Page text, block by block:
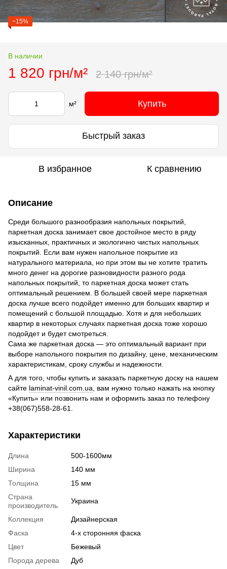
−15%
В наличии
1 820 грн/м² 2 140 грн/м²
м² Купить
Быстрый заказ
В избранное К сравнению
Описание
Среди большого разнообразия напольных покрытий,
паркетная доска занимает свое достойное место в ряду
изысканных, практичных и экологично чистых напольных
покрытий. Если вам нужен напольное покрытие из
натурального материала, но при этом вы не хотите тратить
много денег на дорогие разновидности разного рода
напольных покрытий, то паркетная доска может стать
оптимальный решением. В большей своей мере паркетная
доска лучше всего подойдет именно для больших квартир и
помещений с большой площадью. Хотя и для небольших
квартир в некоторых случаях паркетная доска тоже хорошо
подойдет и будет смотреться.
Сама же паркетная доска — это оптимальный вариант при
выборе напольного покрытия по дизайну, цене, механическим
характеристикам, сроку службы и надежности.
А для того, чтобы купить и заказать паркетную доску на нашем
сайте laminat-vinil.com.ua , вам нужно только нажать на кнопку
«Купить» или позвонить нам и оформить заказ по телефону
+38(067)558-28-61.
Характеристики
Длина
500-1600мм
Ширина
140 мм
Толщина
15 мм
Страна
производитель
Украина
Коллекция
Дизайнерская
Фаска
4-х сторонняя фаска
Цвет
Бежевый
Порода дерева
Дуб